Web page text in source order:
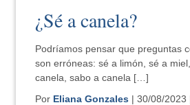
¿Sé a canela?
Podríamos pensar que preguntas
son erróneas: sé a limón, sé a
canela, sabo a canela […]
Por Eliana Gonzales | 30/08/